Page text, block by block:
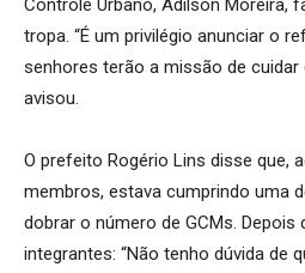
Controle Urbano, Adilson Moreira,
tropa. “É um privilégio anunciar o
senhores terão a missão de cuidar
avisou.
O prefeito Rogério Lins disse que,
membros, estava cumprindo uma
dobrar o número de GCMs.
integrantes: “Não tenho dúvida de